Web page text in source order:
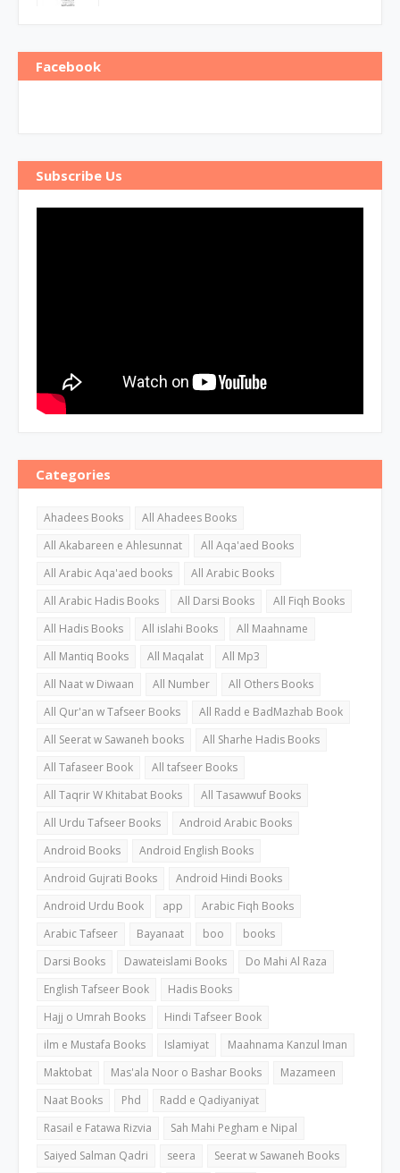
Facebook
Subscribe Us
Categories
Ahadees Books
All Ahadees Books
All Akabareen e Ahlesunnat
All Aqa'aed Books
All Arabic Aqa'aed books
All Arabic Books
All Arabic Hadis Books
All Darsi Books
All Fiqh Books
All Hadis Books
All islahi Books
All Maahname
All Mantiq Books
All Maqalat
All Mp3
All Naat w Diwaan
All Number
All Others Books
All Qur'an w Tafseer Books
All Radd e BadMazhab Book
All Seerat w Sawaneh books
All Sharhe Hadis Books
All Tafaseer Book
All tafseer Books
All Taqrir W Khitabat Books
All Tasawwuf Books
All Urdu Tafseer Books
Android Arabic Books
Android Books
Android English Books
Android Gujrati Books
Android Hindi Books
Android Urdu Book
app
Arabic Fiqh Books
Arabic Tafseer
Bayanaat boo
books
Darsi Books
Dawateislami Books
Do Mahi Al Raza
English Tafseer Book
Hadis Books
Hajj o Umrah Books
Hindi Tafseer Book
ilm e Mustafa Books
Islamiyat
Maahnama Kanzul Iman
Maktobat
Mas'ala Noor o Bashar Books
Mazameen
Naat Books
Phd
Radd e Qadiyaniyat
Rasail e Fatawa Rizvia
Sah Mahi Pegham e Nipal
Saiyed Salman Qadri
seera
Seerat w Sawaneh Books